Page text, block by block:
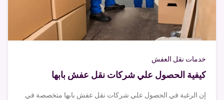
خدمات نقل العفش
كيفية الحصول علي شركات نقل عفش بابها
إن الرغبة في الحصول علي شركات نقل عفش بابها متخصصة في